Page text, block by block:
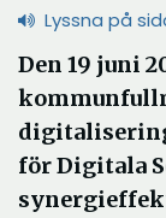
Lyssna på
Den 19 juni
för Digitala